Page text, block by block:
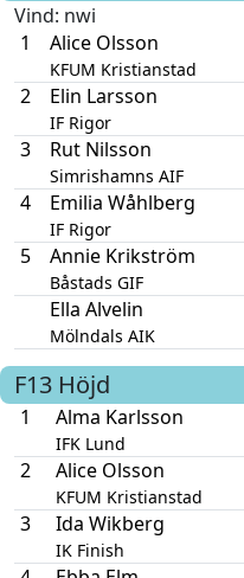
Vind: nwi
1
Alice Olsson
KFUM Kristianstad
2 Elin Larsson
IF Rigor
3 Rut Nilsson
Simrishamns AIF
4 Emilia Wåhlberg
IF Rigor
5 Annie Krikström
Båstads GIF
Ella Alvelin
Mölndals AIK
F13 Höjd
1
Alma Karlsson
IFK Lund
2 Alice Olsson
KFUM Kristianstad
3 Ida Wikberg
IK Finish